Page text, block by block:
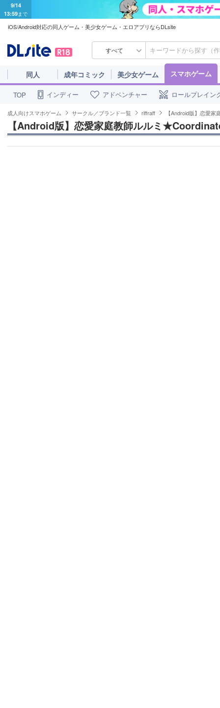
9/14
13:59まで
iOS/Android対応の同人ゲーム・美少女ゲーム・エロアプリならDLsite
すべて
同人 成年コミック 美少女ゲーム スマホゲーム
TOP インディー アドベンチャー ロールプレイン
成人向けスマホゲーム サークル／ブランド一覧 riffraff 【Android版】恋愛
【Android版】恋愛家庭教師ルルミ